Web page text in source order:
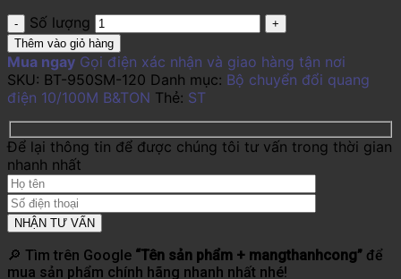
Số lượng
Thêm vào giỏ hàng
Mua ngay Gọi điện xác nhận và giao hàng tận nơi
SKU: BT-950SM-120 Danh mục: Bộ chuyển đổi quang
điện 10/100M B&TON Thẻ: ST
Để lại thông tin để được chúng tôi tư vấn trong thời gian
nhanh nhất
🔎 Tìm trên Google “Tên sản phẩm + mangthanhcong” để
mua sản phẩm chính hãng nhanh nhất nhé!